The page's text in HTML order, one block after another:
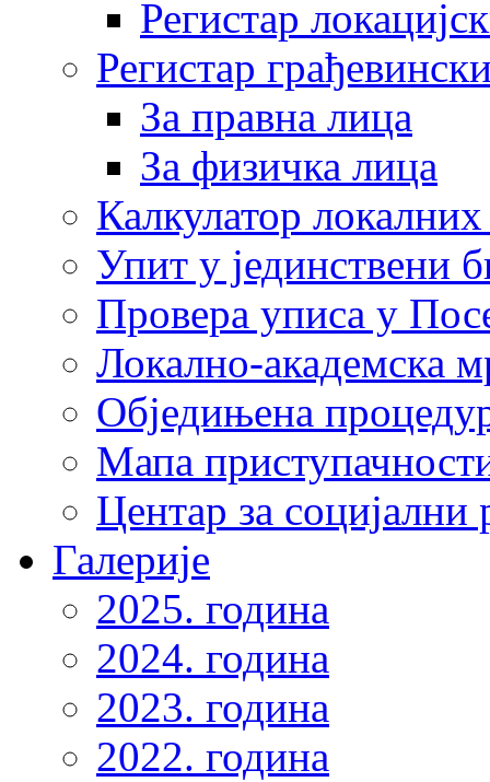
Регистар
Регистар
За правна лица
За физичка лица
Калкулатор
Упит у јединствени
Провера уписа у
Локално-академска
Обједињена
Мапа
Центар за
Галерије
2025. година
2024. година
2023. година
2022. година